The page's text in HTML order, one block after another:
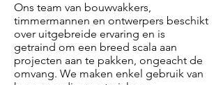
Ons team van bouwvakkers,
timmermannen en ontwerpers beschikt
over uitgebreide ervaring en is
getraind om een breed scala aan
projecten aan te pakken, ongeacht de
omvang. We maken enkel gebruik van